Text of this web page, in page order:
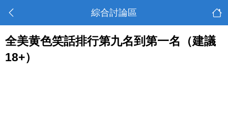
綜合討論區
全美黄色笑話排行第九名到第一名（建議
18+）